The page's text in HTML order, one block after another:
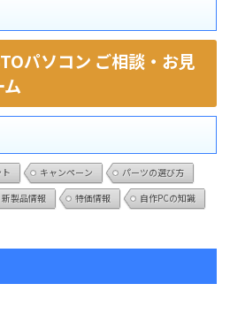
パソコン ご相談・お見
キャンペーン
パーツの選び方
新製品情報 特価情報
自作PCの知識